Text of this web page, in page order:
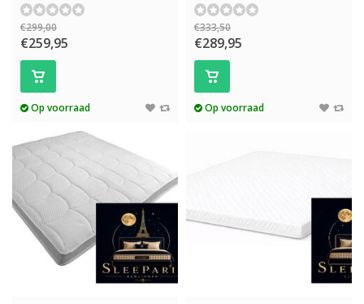
€299,00
€259,95
Op voorraad
€333,50
€289,95
Op voorraad